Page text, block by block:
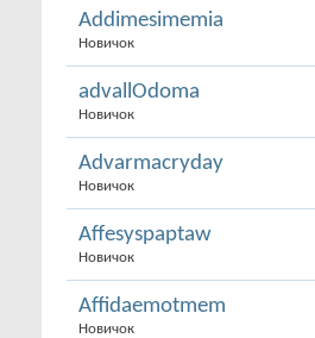
Addimesimemia
Новичок
advallOdoma
Новичок
Advarmacryday
Новичок
Affesyspaptaw
Новичок
Affidaemotmem
Новичок